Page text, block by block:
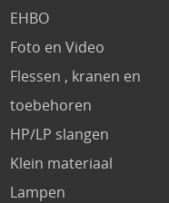
EHBO
Foto en Video
Flessen , kranen en
toebehoren
HP/LP slangen
Klein materiaal
Lampen